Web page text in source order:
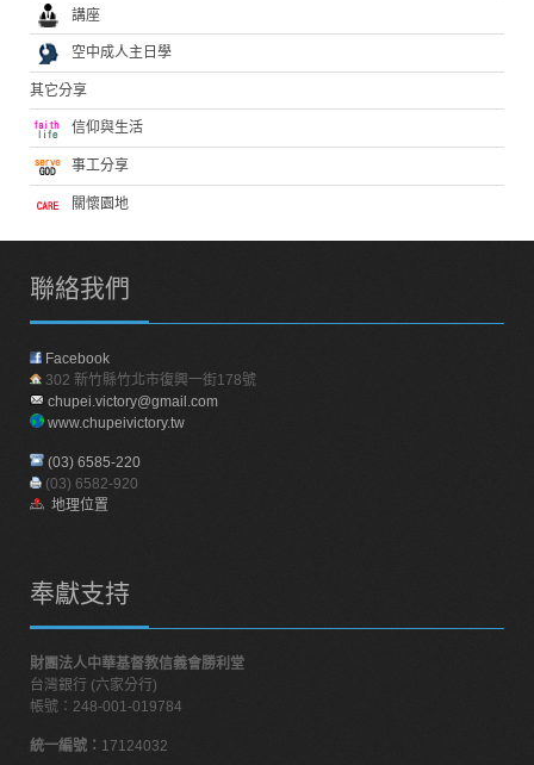
講座
空中成人主日學
其它分享
信仰與生活
事工分享
關懷園地
聯絡我們
Facebook
302 新竹縣竹北市復興一街178號
chupei.victory@gmail.com
www.chupeivictory.tw
(03) 6585-220
(03) 6582-920
地理位置
奉獻支持
財團法人中華基督教信義會勝利堂
台灣銀行 (六家分行)
帳號：248-001-019784
統一編號： 17124032